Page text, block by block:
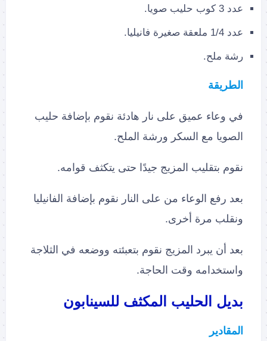
عدد 3 كوب حليب صويا.
عدد 1/4 ملعقة صغيرة فانيليا.
رشة ملح.
الطريقة
في وعاء عميق على نار هادئة نقوم بإضافة حليب
الصويا مع السكر ورشة الملح.
نقوم بتقليب المزيج جيدًا حتى يتكثف قوامه.
بعد رفع الوعاء من على النار نقوم بإضافة الفانيليا
ونقلب مرة أخرى.
بعد أن يبرد المزيج نقوم بتعبئته ووضعه في الثلاجة
واستخدامه وقت الحاجة.
بديل الحليب المكثف للسينابون
المقادير